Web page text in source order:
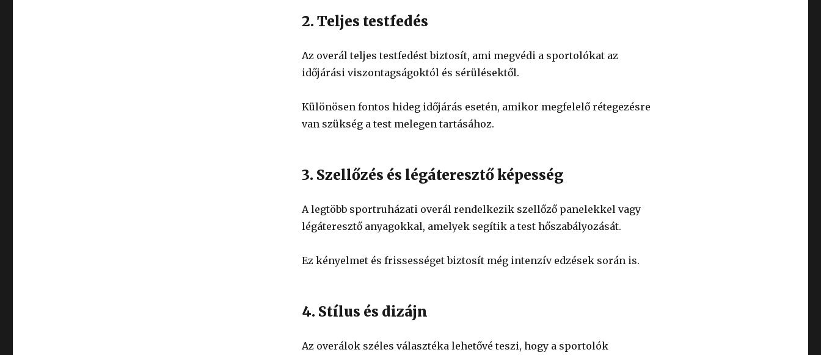
2. Teljes testfedés
Az overál teljes testfedést biztosít, ami megvédi a sportolókat az
időjárási viszontagságoktól és sérülésektől.
Különösen fontos hideg időjárás esetén, amikor megfelelő rétegezésre
van szükség a test melegen tartásához.
3. Szellőzés és légáteresztő képesség
A legtöbb sportruházati overál rendelkezik szellőző panelekkel vagy
légáteresztő anyagokkal, amelyek segítik a test hőszabályozását.
Ez kényelmet és frissességet biztosít még intenzív edzések során is.
4. Stílus és dizájn
Az overálok széles választéka lehetővé teszi, hogy a sportolók